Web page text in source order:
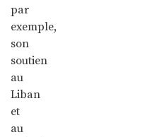
par
exemple,
son
soutien
au
Liban
et
au